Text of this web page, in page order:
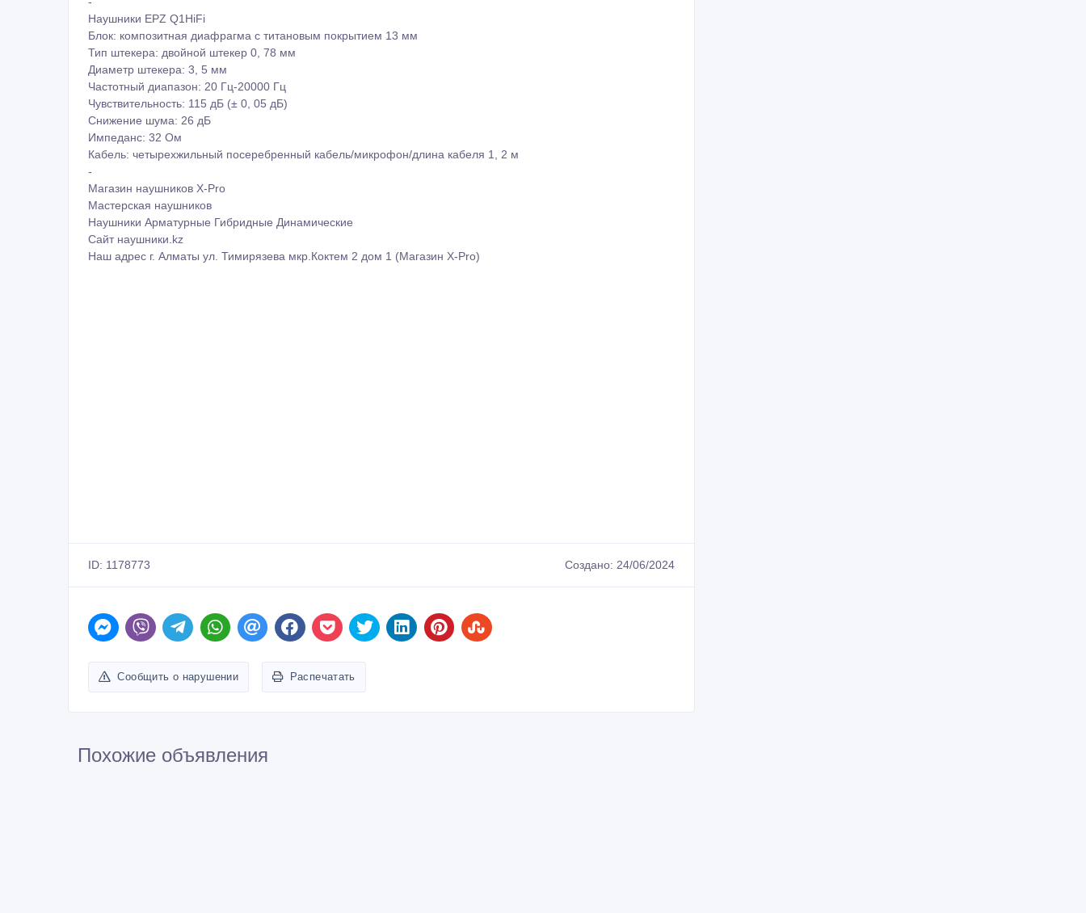
Наушники EPZ Q1HiFi
Блок: композитная диафрагма с титановым покрытием 13 мм
Тип штекера: двойной штекер 0, 78 мм
Диаметр штекера: 3, 5 мм
Частотный диапазон: 20 Гц-20000 Гц
Чувствительность: 115 дБ (± 0, 05 дБ)
Снижение шума: 26 дБ
Импеданс: 32 Ом
Кабель: четырехжильный посеребренный кабель/микрофон/длина кабеля 1, 2 м
Магазин наушников X-Pro
Мастерская наушников
Наушники Арматурные Гибридные Динамические
Сайт наушники.kz
Наш адрес г. Алматы ул. Тимирязева мкр.Коктем 2 дом 1 (Магазин X-Pro)
ID: 1178773 Создано: 24/06/2024
Сообщить о нарушении Распечатать
Похожие объявления